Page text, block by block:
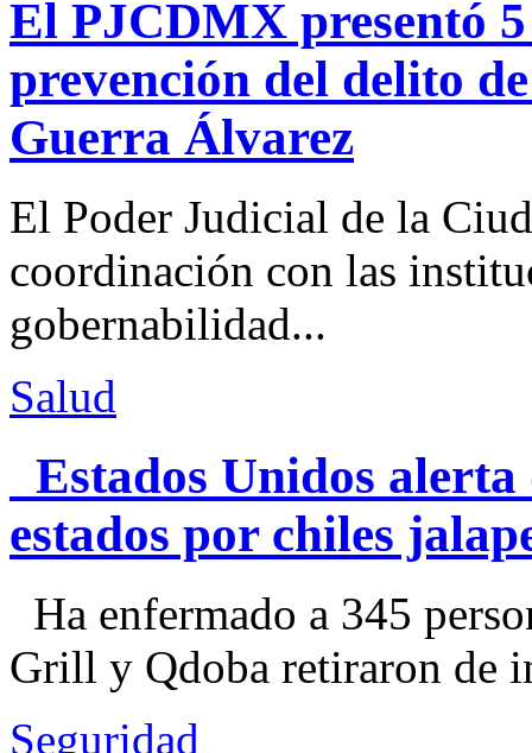
El PJCDMX presentó
prevención del delito
Guerra Álvarez
El Poder Judicial de la
coordinación con las
gobernabilidad...
Salud
Estados Unidos alerta
estados por chiles
Ha enfermado a 345
Grill y Qdoba retiraron de
Seguridad